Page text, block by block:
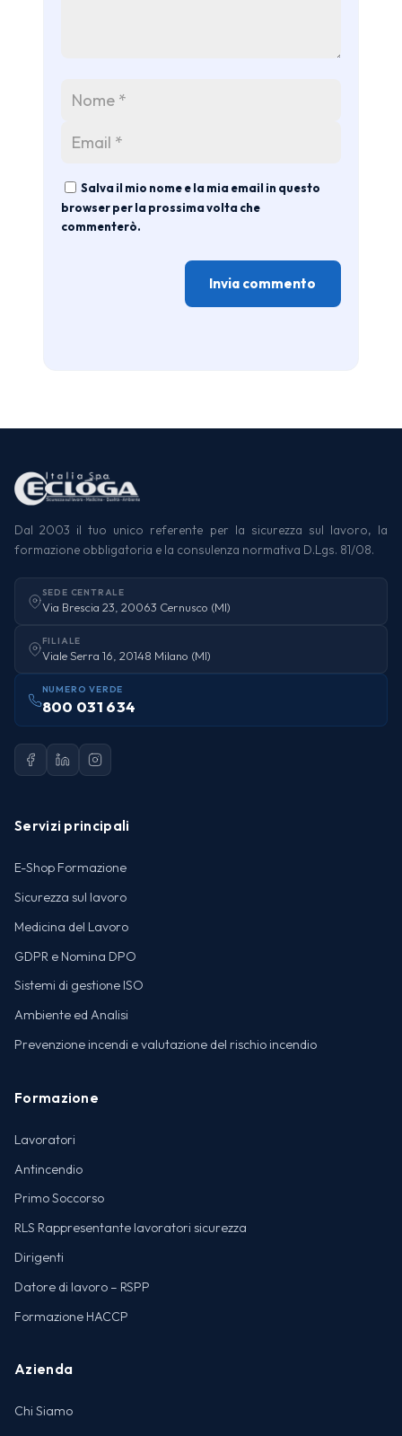
Salva il mio nome e la mia email in questo
browser per la prossima volta che
commenterò.
Dal 2003 il tuo unico referente per la sicurezza sul lavoro, la
formazione obbligatoria e la consulenza normativa D.Lgs. 81/08.
SEDE CENTRALE
Via Brescia 23, 20063 Cernusco (MI)
FILIALE
Viale Serra 16, 20148 Milano (MI)
NUMERO VERDE
800 031 634
Servizi principali
E-Shop Formazione
Sicurezza sul lavoro
Medicina del Lavoro
GDPR e Nomina DPO
Sistemi di gestione ISO
Ambiente ed Analisi
Prevenzione incendi e valutazione del rischio incendio
Formazione
Lavoratori
Antincendio
Primo Soccorso
RLS Rappresentante lavoratori sicurezza
Dirigenti
Datore di lavoro – RSPP
Formazione HACCP
Azienda
Chi Siamo